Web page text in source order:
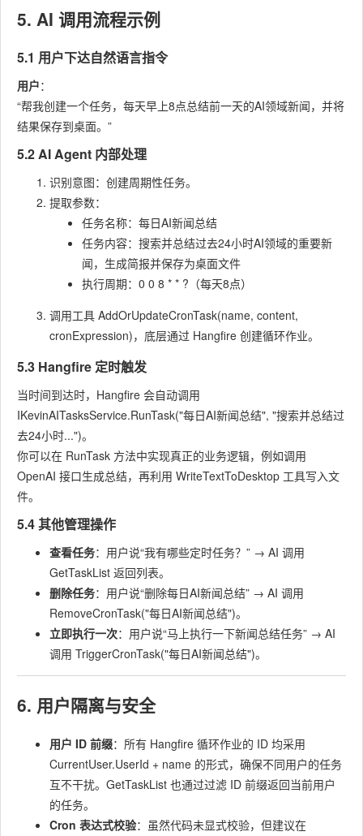
5. AI 调用流程示例
5.1 用户下达自然语言指令
用户：
“帮我创建一个任务，每天早上8点总结前一天的AI领域新闻，并将
结果保存到桌面。”
5.2 AI Agent 内部处理
识别意图：创建周期性任务。
提取参数：
任务名称： 每日AI新闻总结
任务内容： 搜索并总结过去24小时AI领域的重要新
闻，生成简报并保存为桌面文件
执行周期： 0 0 8 * * ? （每天8点）
调用工具 AddOrUpdateCronTask(name, content,
cronExpression)，底层通过 Hangfire 创建循环作业。
5.3 Hangfire 定时触发
当时间到达时，Hangfire 会自动调用
IKevinAITasksService.RunTask("每日AI新闻总结", "搜索并总结过
去24小时...")。
你可以在 RunTask 方法中实现真正的业务逻辑，例如调用
OpenAI 接口生成总结，再利用 WriteTextToDesktop 工具写入文
件。
5.4 其他管理操作
查看任务：用户说“我有哪些定时任务？” → AI 调用
GetTaskList 返回列表。
删除任务：用户说“删除每日AI新闻总结” → AI 调用
RemoveCronTask("每日AI新闻总结")。
立即执行一次：用户说“马上执行一下新闻总结任务” → AI
调用 TriggerCronTask("每日AI新闻总结")。
6. 用户隔离与安全
用户 ID 前缀：所有 Hangfire 循环作业的 ID 均采用
CurrentUser.UserId + name 的形式，确保不同用户的任务
互不干扰。 GetTaskList 也通过过滤 ID 前缀返回当前用户
的任务。
Cron 表达式校验：虽然代码未显式校验，但建议在